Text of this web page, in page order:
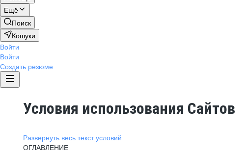
Ещё
Поиск
Кошуки
Войти
Войти
Создать резюме
Условия использования Сайтов
Развернуть весь текст условий
ОГЛАВЛЕНИЕ